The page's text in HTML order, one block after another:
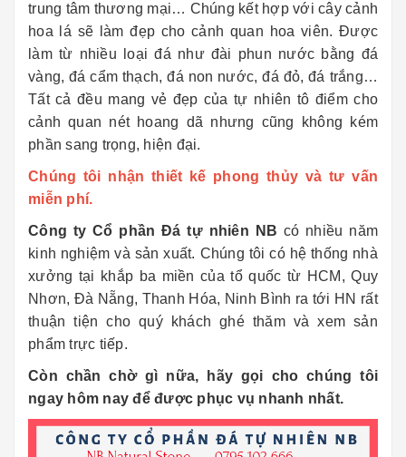
trung tâm thương mại… Chúng kết hợp với cây cảnh
hoa lá sẽ làm đẹp cho cảnh quan hoa viên. Được
làm từ nhiều loại đá như đài phun nước bằng đá
vàng, đá cẩm thạch, đá non nước, đá đỏ, đá trắng…
Tất cả đều mang vẻ đẹp của tự nhiên tô điểm cho
cảnh quan nét hoang dã nhưng cũng không kém
phần sang trọng, hiện đại.
Chúng tôi nhận thiết kế phong thủy và tư vấn
miễn phí.
Công ty Cổ phần Đá tự nhiên NB có nhiều năm
kinh nghiệm và sản xuất. Chúng tôi có hệ thống nhà
xưởng tại khắp ba miền của tổ quốc từ HCM, Quy
Nhơn, Đà Nẵng, Thanh Hóa, Ninh Bình ra tới HN rất
thuận tiện cho quý khách ghé thăm và xem sản
phẩm trực tiếp.
Còn chần chờ gì nữa, hãy gọi cho chúng tôi
ngay hôm nay để được phục vụ nhanh nhất.